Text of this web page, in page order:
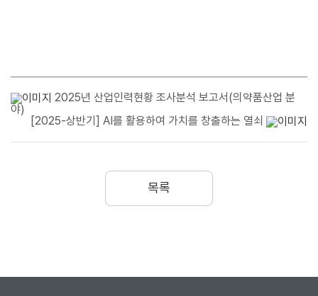
2025년 산업인력현황 조사분석 보고서(의약품산업 분
야)
[2025-상반기] AI를 활용하여 가치를 창출하는 열쇠
목록